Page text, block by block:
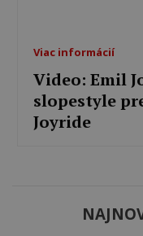
Viac informácií
Video: Emil
slopestyle
Joyride